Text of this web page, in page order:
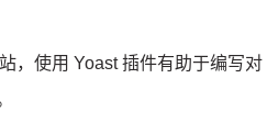
，使用 Yoast 插件有助于编写对